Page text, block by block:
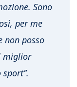
Sono
per me
non posso
miglior